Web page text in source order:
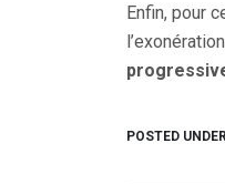
Enfin, pour
POSTED